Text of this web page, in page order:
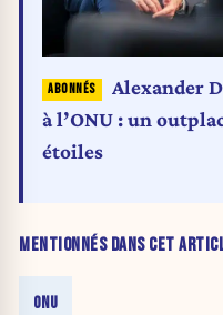
MENTIONNÉS DANS CET
ONU
Alexander
à l’ONU : un
étoiles